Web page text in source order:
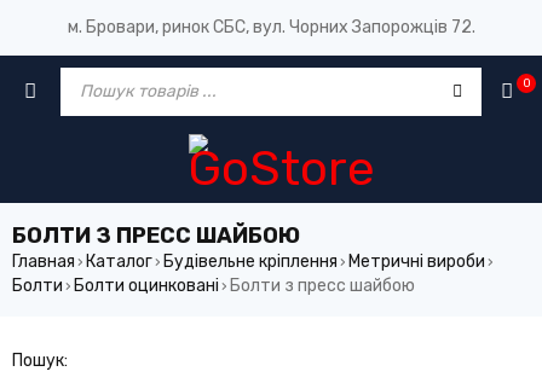
м. Бровари, ринок СБС, вул. Чорних Запорожців 72.
0
БОЛТИ З ПРЕСС ШАЙБОЮ
Главная › Каталог› Будівельне кріплення › Метричні вироби ›
Болти › Болти оцинковані › Болти з пресс шайбою
Пошук: